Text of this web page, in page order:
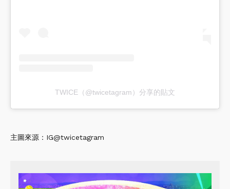
TWICE（@twicetagram）分享的貼文
主圖來源：IG@twicetagram